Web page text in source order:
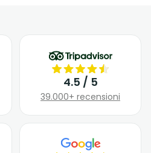
4.5 / 5
39.000+ recensioni